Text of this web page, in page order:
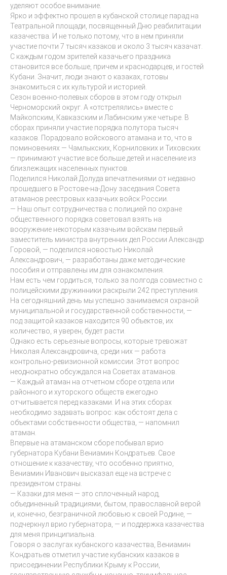
уделяют особое внимание.
Ярко и эффектно прошел в кубанской столице парад на
Театральной площади, посвященный Дню реабилитации
казачества. И не только потому, что в нем приняли
участие почти 7 тысяч казаков и около 3 тысяч казачат.
С каждым годом зрителей казачьего праздника
становится все больше, причем и краснодарцев, и гостей
Кубани. Значит, люди знают о казаках, готовы
знакомиться с их культурой и историей.
Сезон военно-полевых сборов в этом году открыл
Черноморский округ. А «отстрелялись» вместе с
Майкопским, Кавказским и Лабинским уже четыре. В
сборах приняли участие порядка полутора тысяч
казаков. Порадовало войскового атамана и то, что в
поминовениях — Чамлыкских, Корниловких и Тиховских
— принимают участие все больше детей и население из
близлежащих населенных пунктов.
Поделился Николай Долуда впечатлениями от недавно
прошедшего в Ростове-на-Дону заседания Совета
атаманов реестровых казачьих войск России.
— Наш опыт сотрудничества с полицией по охране
общественного порядка советовал взять на
вооружение некоторым казачьим войскам первый
заместитель министра внутренних дел России Александр
Горовой, — поделился новостью Николай
Александрович, — разработаны даже методические
пособия и отправлены им для ознакомления.
Нам есть чем гордиться, только за полгода совместно с
полицейскими дружинники раскрыли 242 преступления.
На сегодняшний день мы успешно занимаемся охраной
муниципальной и государственной собственности, —
под защитой казаков находится 90 объектов, их
количество, я уверен, будет расти.
Однако есть серьезные вопросы, которые тревожат
Николая Александровича, среди них — работа
контрольно-ревизионной комиссии. Этот вопрос
неоднократно обсуждался на Советах атаманов.
— Каждый атаман на отчетном сборе отдела или
районного и хуторского обществ ежегодно
отчитывается перед казаками. И на этих сборах
необходимо задавать вопрос: как обстоят дела с
объектами собственности общества, — напомнил
атаман.
Впервые на атаманском сборе побывал врио
губернатора Кубани Вениамин Кондратьев. Свое
отношение к казачеству, что особенно приятно,
Вениамин Иванович высказал еще на встрече с
президентом страны.
— Казаки для меня — это сплоченный народ,
объединенный традициями, бытом, православной верой
и, конечно, безграничной любовью к своей Родине, —
подчеркнул врио губернатора, — и поддержка казачества
для меня принципиальна.
Говоря о заслугах кубанского казачества, Вениамин
Кондратьев отметил участие кубанских казаков в
присоединении Республики Крыму к России,